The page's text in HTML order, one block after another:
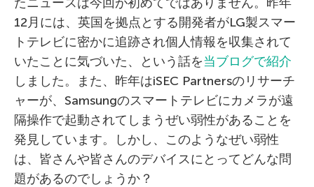
12月には、英国を拠点とする開発者がLG製スマー
トテレビに密かに追跡され個人情報を収集されて
いたことに気づいた、という話を当ブログで紹介
しました。また、昨年はiSEC Partnersのリサーチ
ャーが、Samsungのスマートテレビにカメラが遠
隔操作で起動されてしまうぜい弱性があることを
発見しています。しかし、このようなぜい弱性
は、皆さんや皆さんのデバイスにとってどんな問
題があるのでしょうか？